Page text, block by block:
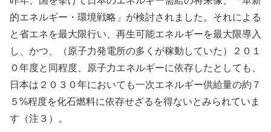
的エネルギー・環境戦略」が検討されました。それによる
と省エネを最大限行い、再生可能エネルギーを最大限導入
し、かつ、（原子力発電所の多くが稼動していた）２０１
０年度と同程度、原子力エネルギーに依存したとしても、
日本は２０３０年においても一次エネルギー供給量の約７
５%程度を化石燃料に依存せざるを得ないとみられていま
す（注３）。